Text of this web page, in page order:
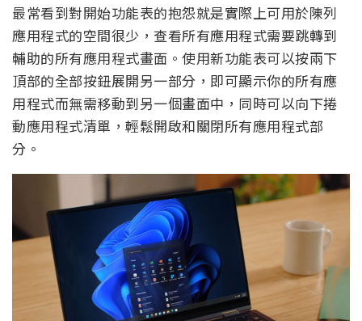
最常看到對開始功能表的抱怨就是實際上可用於陳列
應用程式的空間很少，查看所有應用程式需要跳轉到
輔助的所有應用程式畫面。使用新功能表可以按兩下
頂部的全部按鈕展開另一部分，即可顯示你的所有應
用程式而無需移動到另一個畫面中，同時可以向下捲
動應用程式清單，輕鬆開啟和關閉所有應用程式部
分。